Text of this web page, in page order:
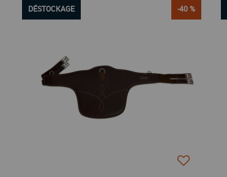
DÉSTOCKAGE -40 %